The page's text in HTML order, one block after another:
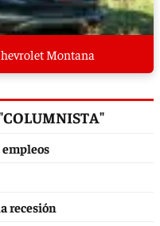
Montana
recesión